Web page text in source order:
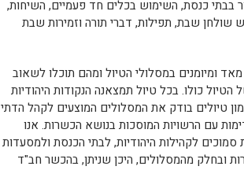
בבתי כנסת, השימוש בכלים חד פעמיים, השיחות,
שולחן שבת, תפילות, דברי תורה וזמירות שבת
ומיומנים במסלולי הטיול ומהם תוכלו לשאוב
כולו. בכל טיול תמצאנה הנקודות היהודיות
טיולים בודק את המסלולים המוצעים לקהל הדתי
עם הרשויות המוסכות בנושא הכשרות. אנו
לקהילות היהודיות, לבתי הכנסת ולמסעדות
ובחלק מהמסלולים, היכן שניתן, בהכשר חב"ד